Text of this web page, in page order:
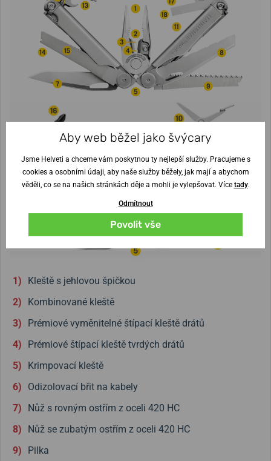
Kleště s jehlovou špičkou
Kombinované kleště
Prémiové vyměnitelné štípací kleště drátů
Prémiové štípací kleště tvrdých drátů
Krimpovací kleště
Odizolovací břit na kabely
Nůž s rovným ostřím z oceli 420 HC
Nůž se zubatým ostřím z oceli 420 HC
Pilka
Aby web běžel jako švýcary
Jsme Helveti a chceme vám poskytnou ty nejlepší služby. Pracujeme s
cookies a osobními údaji, aby naše služby běžely, jak mají a abychom
věděli, co se na našich stránkách děje a mohli je vylepšovat. Více tady.
Odmítnout
Povolit vše